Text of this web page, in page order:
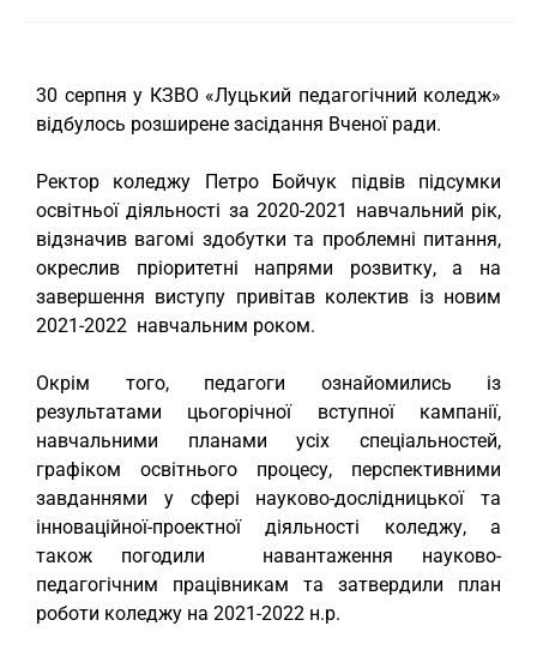
30 серпня у КЗВО «Луцький педагогічний коледж»
відбулось розширене засідання Вченої ради.
Ректор коледжу Петро Бойчук підвів підсумки
освітньої діяльності за 2020-2021 навчальний рік,
відзначив вагомі здобутки та проблемні питання,
окреслив пріоритетні напрями розвитку, а на
завершення виступу привітав колектив із новим
2021-2022 навчальним роком.
Окрім того, педагоги ознайомились із
результатами цьогорічної вступної кампанії,
навчальними планами усіх спеціальностей,
графіком освітнього процесу, перспективними
завданнями у сфері науково-дослідницької та
інноваційної-проектної діяльності коледжу, а
також погодили навантаження науково-
педагогічним працівникам та затвердили план
роботи коледжу на 2021-2022 н.р.